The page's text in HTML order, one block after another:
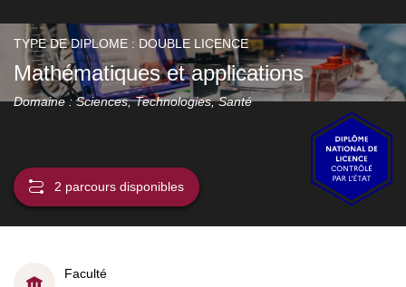
TYPE DE DIPLOME : DOUBLE LICENCE
Mathématiques et applications
Domaine : Sciences, Technologies, Santé
2 parcours disponibles
Faculté